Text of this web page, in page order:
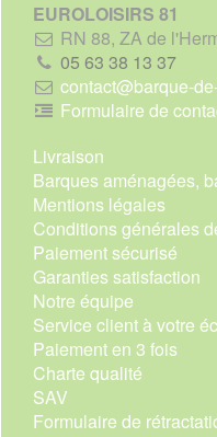
EUROLOISIRS 81
RN 88, ZA de
05 63 38 13 37
contact@barque-
Formulaire de
Livraison
Barques aménagées,
Mentions légales
Conditions générales
Paiement sécurisé
Garanties satisfaction
Notre équipe
Service client à votre
Paiement en 3 fois
Charte qualité
SAV
Formulaire de